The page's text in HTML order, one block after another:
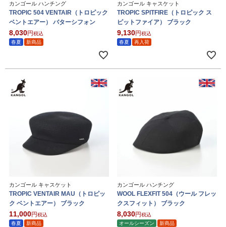
カンゴール ハンチング
TROPIC 504 VENTAIR（トロピック
ベントエアー） バターシフォン
8,030
税込
春夏
新商品
カンゴール キャスケット
TROPIC SPITFIRE（トロピック ス
ピットファイア） ブラック
9,130
税込
春夏
再入荷
カンゴール キャスケット
TROPIC VENTAIR MAU（トロピッ
ク ベントエアー） ブラック
11,000
税込
春夏
新商品
カンゴール ハンチング
WOOL FLEXFIT 504（ウール フレッ
クスフィット） ブラック
8,030
税込
オールシーズン
新商品